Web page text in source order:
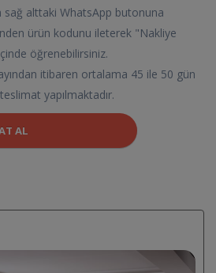
sağ alttaki WhatsApp butonuna
ürün kodunu ileterek "Nakliye
öğrenebilirsiniz.
itibaren ortalama 45 ile 50 gün
yapılmaktadır.
AL